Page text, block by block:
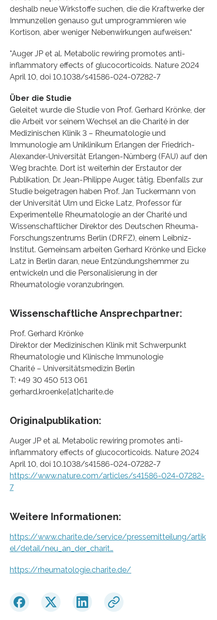
deshalb neue Wirkstoffe suchen, die die Kraftwerke der
Immunzellen genauso gut umprogrammieren wie
Kortison, aber weniger Nebenwirkungen aufweisen.“
*Auger JP et al. Metabolic rewiring promotes anti-
inflammatory effects of glucocorticoids. Nature 2024
April 10, doi 10.1038/s41586-024-07282-7
Über die Studie
Geleitet wurde die Studie von Prof. Gerhard Krönke, der
die Arbeit vor seinem Wechsel an die Charité in der
Medizinischen Klinik 3 – Rheumatologie und
Immunologie am Uniklinikum Erlangen der Friedrich-
Alexander-Universität Erlangen-Nürnberg (FAU) auf den
Weg brachte. Dort ist weiterhin der Erstautor der
Publikation, Dr. Jean-Philippe Auger, tätig. Ebenfalls zur
Studie beigetragen haben Prof. Jan Tuckermann von
der Universität Ulm und Eicke Latz, Professor für
Experimentelle Rheumatologie an der Charité und
Wissenschaftlicher Direktor des Deutschen Rheuma-
Forschungszentrums Berlin (DRFZ), einem Leibniz-
Institut. Gemeinsam arbeiten Gerhard Krönke und Eicke
Latz in Berlin daran, neue Entzündungshemmer zu
entwickeln und die Personalisierung in der
Rheumatologie voranzubringen.
Wissenschaftliche Ansprechpartner:
Prof. Gerhard Krönke
Direktor der Medizinischen Klinik mit Schwerpunkt
Rheumatologie und Klinische Immunologie
Charité – Universitätsmedizin Berlin
T: +49 30 450 513 061
gerhard.kroenke[at]charite.de
Originalpublikation:
Auger JP et al. Metabolic rewiring promotes anti-
inflammatory effects of glucocorticoids. Nature 2024
April 10, doi 10.1038/s41586-024-07282-7
https://www.nature.com/articles/s41586-024-07282-
7
Weitere Informationen:
https://www.charite.de/service/pressemitteilung/artik
el/detail/neu_an_der_charit…
https://rheumatologie.charite.de/